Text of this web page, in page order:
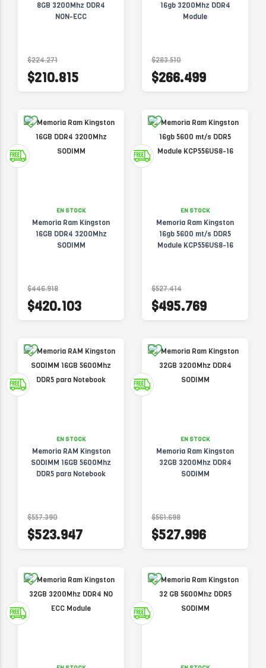
8GB 3200Mhz DDR4
NON-ECC
$224.271
$210.815
16gb 3200Mhz DDR4
Module
$283.510
$266.499
EN STOCK
Memoria Ram Kingston
16GB DDR4 3200Mhz
SODIMM
$446.918
$420.103
EN STOCK
Memoria Ram Kingston
16gb 5600 mt/s DDR5
Module KCP556US8-16
$527.414
$495.769
EN STOCK
Memoria RAM Kingston
SODIMM 16GB 5600Mhz
DDR5 para Notebook
$557.390
$523.947
EN STOCK
Memoria Ram Kingston
32GB 3200Mhz DDR4
SODIMM
$561.698
$527.996